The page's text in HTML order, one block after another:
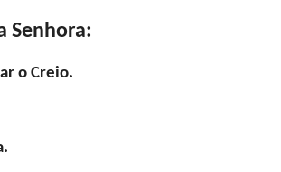
Senhora:
o Creio.